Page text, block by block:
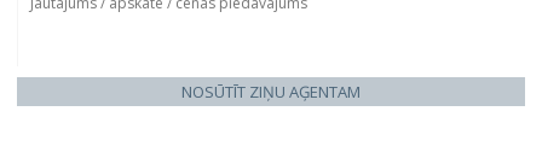
NOSŪTĪT ZIŅU AĢENTAM